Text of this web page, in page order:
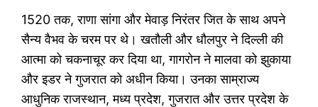
1520 तक, राणा सांगा और मेवाड़ निरंतर जित के साथ अपने
सैन्य वैभव के चरम पर थे। खतौली और धौलपुर ने दिल्ली की
आत्मा को चकनाचूर कर दिया था, गागरोन ने मालवा को झुकाया
और इडर ने गुजरात को अधीन किया। उनका साम्राज्य
आधुनिक राजस्थान, मध्य प्रदेश, गुजरात और उत्तर प्रदेश के